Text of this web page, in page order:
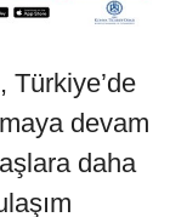
devam
daha